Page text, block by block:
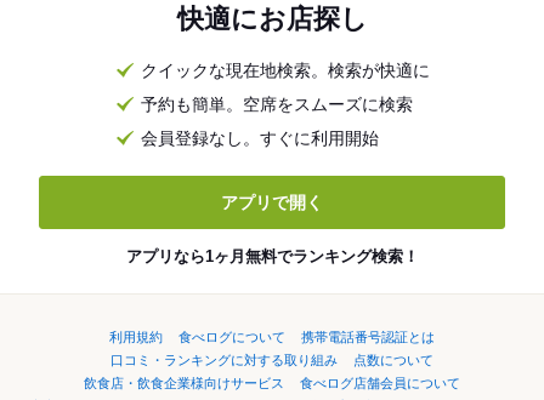
快適にお店探し
クイックな現在地検索。検索が快適に
予約も簡単。空席をスムーズに検索
会員登録なし。すぐに利用開始
アプリで開く
アプリなら1ヶ月無料でランキング検索！
利用規約 食べログについて
携帯電話番号認証とは
口コミ・ランキングに対する取り組み
点数について
飲食店・飲食企業様向けサービス
食べログ店舗会員について